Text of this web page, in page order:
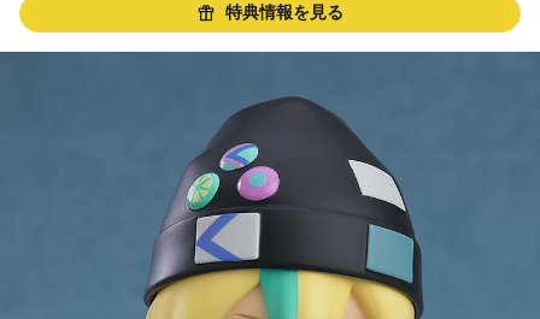
特典情報を見る